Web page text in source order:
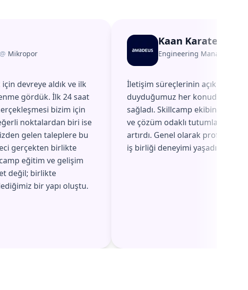
@ Mikropor
devreye aldık ve ilk
gördük. İlk 24 saat
bizim için
noktalardan biri ise
gelen taleplere bu
gerçekten birlikte
eğitim ve gelişim
değil; birlikte
bir yapı oluştu.
Kaan Karatepe
Engineering Manager
İletişim süreçlerinin açık ve
duyduğumuz her konuda hızlı
sağladı. Skillcamp ekibinin geri
ve çözüm odaklı tutumları,
artırdı. Genel olarak
iş birliği deneyimi yaşadık.